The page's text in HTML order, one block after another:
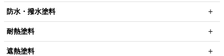
防水・撥水塗料
耐熱塗料
遮熱塗料